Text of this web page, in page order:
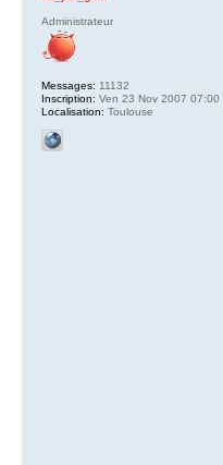
Administrateur
Messages: 11132
Inscription: Ven 23 Nov 2007 07:00
Localisation: Toulouse